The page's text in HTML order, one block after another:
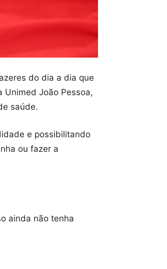
do dia a dia que
João Pessoa,
saúde.
e possibilitando
ou fazer a
ainda não tenha